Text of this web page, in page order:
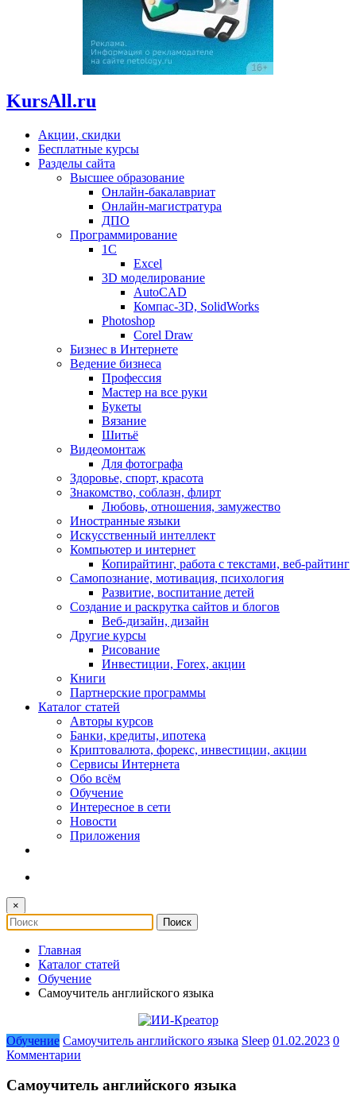
KursAll.ru
Акции, скидки
Бесплатные курсы
Разделы сайта
Высшее образование
Онлайн-бакалавриат
Онлайн-магистратура
ДПО
Программирование
1С
Excel
3D моделирование
AutoCAD
Компас-3D, SolidWorks
Photoshop
Corel Draw
Бизнес в Интернете
Ведение бизнеса
Профессия
Мастер на все руки
Букеты
Вязание
Шитьё
Видеомонтаж
Для фотографа
Здоровье, спорт, красота
Знакомство, соблазн, флирт
Любовь, отношения, замужество
Иностранные языки
Искусственный интеллект
Компьютер и интернет
Копирайтинг, работа с текстами, веб-райтинг
Самопознание, мотивация, психология
Развитие, воспитание детей
Создание и раскрутка сайтов и блогов
Веб-дизайн, дизайн
Другие курсы
Рисование
Инвестиции, Forex, акции
Книги
Партнерские программы
Каталог статей
Авторы курсов
Банки, кредиты, ипотека
Криптовалюта, форекс, инвестиции, акции
Сервисы Интернета
Обо всём
Обучение
Интересное в сети
Новости
Приложения
×
Главная
Каталог статей
Обучение
Самоучитель английского языка
Обучение Самоучитель английского языка Sleep 01.02.2023 0
Комментарии
Самоучитель английского языка